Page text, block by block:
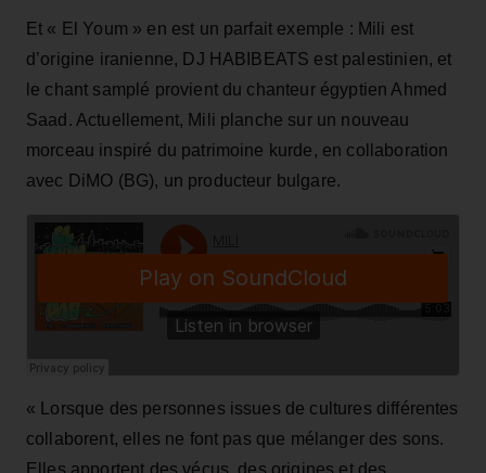
Et « El Youm » en est un parfait exemple : Mili est
d’origine iranienne, DJ HABIBEATS est palestinien, et
le chant samplé provient du chanteur égyptien Ahmed
Saad. Actuellement, Mili planche sur un nouveau
morceau inspiré du patrimoine kurde, en collaboration
avec DiMO (BG), un producteur bulgare.
« Lorsque des personnes issues de cultures différentes
collaborent, elles ne font pas que mélanger des sons.
Elles apportent des vécus, des origines et des